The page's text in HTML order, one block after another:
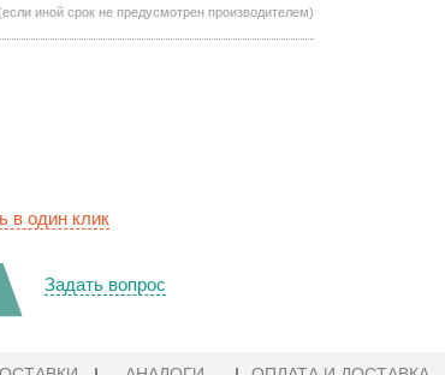
иной срок не предусмотрен производителем)
в один клик
Задать вопрос